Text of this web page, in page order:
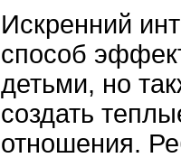
Искренний
способ
детьми, но
создать
отношения.